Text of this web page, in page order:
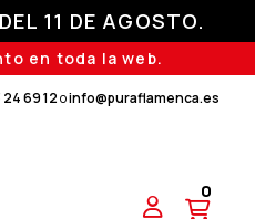
11 DE AGOSTO.
en toda la web.
69 12oinfo@puraflamenca.es
0